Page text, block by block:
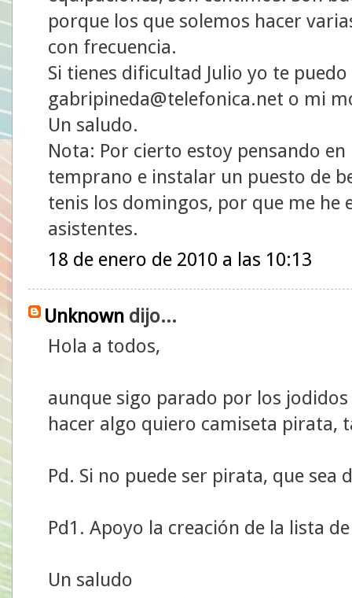
porque los que solemos hacer
con frecuencia.
Si tienes dificultad Julio yo te
gabripineda@telefonica.net o mi
Un saludo.
Nota: Por cierto estoy pensando
temprano e instalar un puesto de
tenis los domingos, por que me he
asistentes.
18 de enero de 2010 a las 10:13
Unknown dijo...
Hola a todos,
aunque sigo parado por los
hacer algo quiero camiseta pirata,
Pd. Si no puede ser pirata, que sea
Pd1. Apoyo la creación de la lista
Un saludo